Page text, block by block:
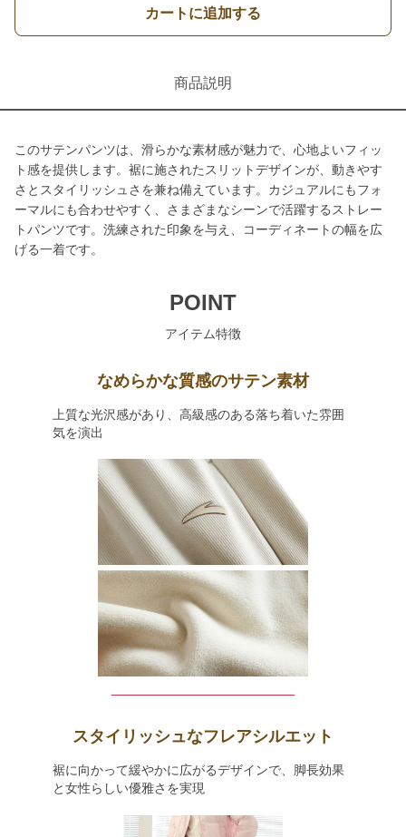
カートに追加する
商品説明
このサテンパンツは、滑らかな素材感が魅力で、心地よいフィッ
ト感を提供します。裾に施されたスリットデザインが、動きやす
さとスタイリッシュさを兼ね備えています。カジュアルにもフォ
ーマルにも合わせやすく、さまざまなシーンで活躍するストレー
トパンツです。洗練された印象を与え、コーディネートの幅を広
げる一着です。
POINT
アイテム特徴
なめらかな質感のサテン素材
上質な光沢感があり、高級感のある落ち着いた雰囲
気を演出
スタイリッシュなフレアシルエット
裾に向かって緩やかに広がるデザインで、脚長効果
と女性らしい優雅さを実現